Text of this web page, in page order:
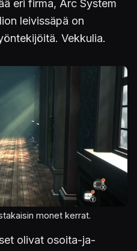
eri firma, Arc System
leivissäpä on
Vekkulia.
monet kerrat.
olivat osoita-ja-